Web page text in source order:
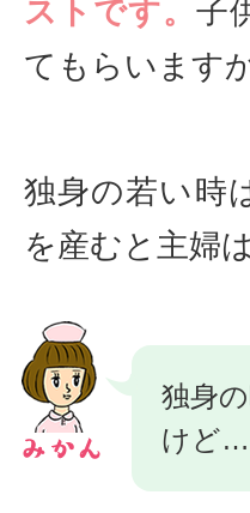
ストです。子
てもらいます
独身の若い時
を産むと主婦
独身
けど…